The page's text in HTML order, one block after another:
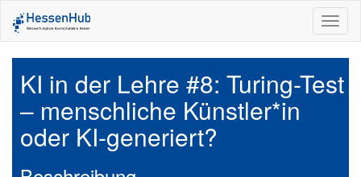
KI in der Lehre #8: Turing-Test
– menschliche Künstler*in
oder KI-generiert?